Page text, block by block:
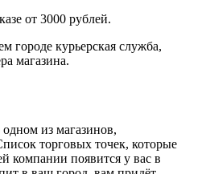
от 3000 рублей.
городе курьерская служба,
магазина.
из магазинов,
торговых точек, которые
компании появится у вас в